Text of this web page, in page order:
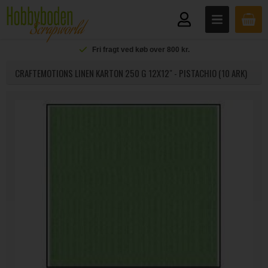
Fri fragt ved køb over 800 kr.
CRAFTEMOTIONS LINEN KARTON 250 G 12X12" - PISTACHIO (10 ARK)